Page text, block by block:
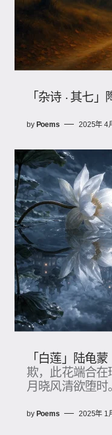
「杂诗 · 其七」
by Poems 2025年 4
「白莲」陆龟蒙
欺，此花端合在
月晓风清欲堕时
by Poems 2025年 1